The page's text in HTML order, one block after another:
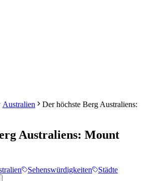
Australien
Der höchste Berg Australiens:
Australiens: Mount
Sehenswürdigkeiten Städte